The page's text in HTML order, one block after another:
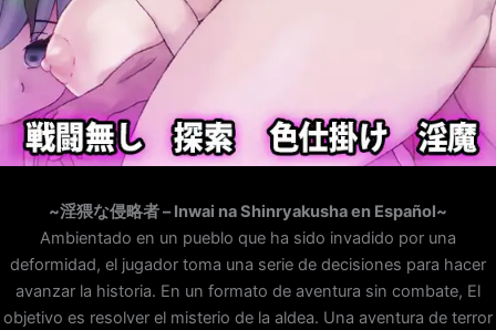
~淫猥な侵略者 – Inwai na Shinryakusha en Español~
Ambientado en un pueblo que ha sido invadido por una
deformidad, el jugador toma una serie de decisiones para hacer
avanzar la historia. En un formato de aventura sin combate, El
objetivo es resolver el misterio de la aldea. Una aventura de terror